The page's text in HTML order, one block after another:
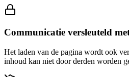
Communicatie versleuteld
Het laden van de pagina wordt ook
inhoud kan niet door derden worden